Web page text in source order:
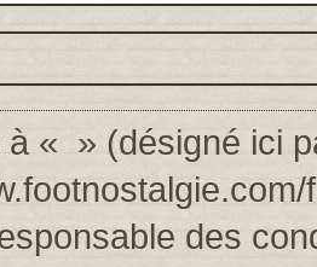
à « » (désigné ici
des